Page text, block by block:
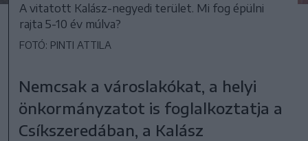
A vitatott Kalász-negyedi terület. Mi fog épülni
rajta 5-10 év múlva?
FOTÓ: PINTI ATTILA
Nemcsak a városlakókat, a helyi
önkormányzatot is foglalkoztatja a
Csíkszeredában, a Kalász